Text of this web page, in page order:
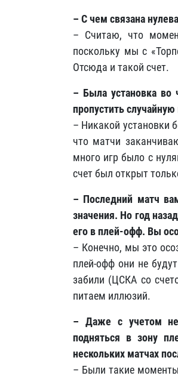
– С чем связана
– Считаю, что
поскольку мы с
Отсюда и такой счет.
– Была установка во
пропустить случайную
– Никакой установки
что матчи
много игр было с
счет был открыт
– Последний матч
значения. Но год
его в плей-офф. Вы
– Конечно, мы это
плей-офф они не
забили (ЦСКА со
питаем иллюзий.
– Даже с учетом
подняться в зону
нескольких матчах
– Были такие